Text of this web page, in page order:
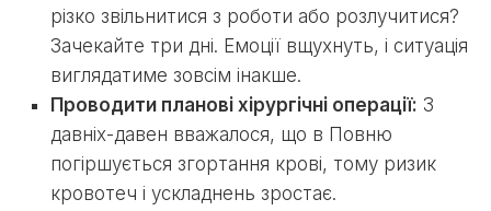
різко звільнитися з роботи або розлучитися?
Зачекайте три дні. Емоції вщухнуть, і ситуація
виглядатиме зовсім інакше.
Проводити планові хірургічні операції: З
давніх-давен вважалося, що в Повню
погіршується згортання крові, тому ризик
кровотеч і ускладнень зростає.